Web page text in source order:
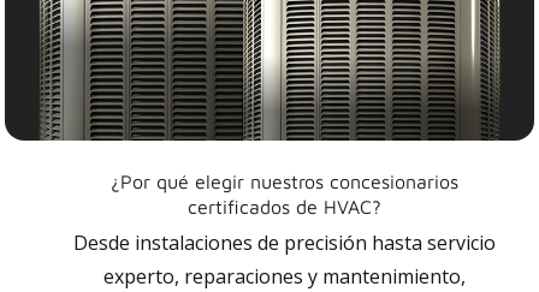
¿Por qué elegir nuestros concesionarios
certificados de HVAC?
Desde instalaciones de precisión hasta servicio
experto, reparaciones y mantenimiento,